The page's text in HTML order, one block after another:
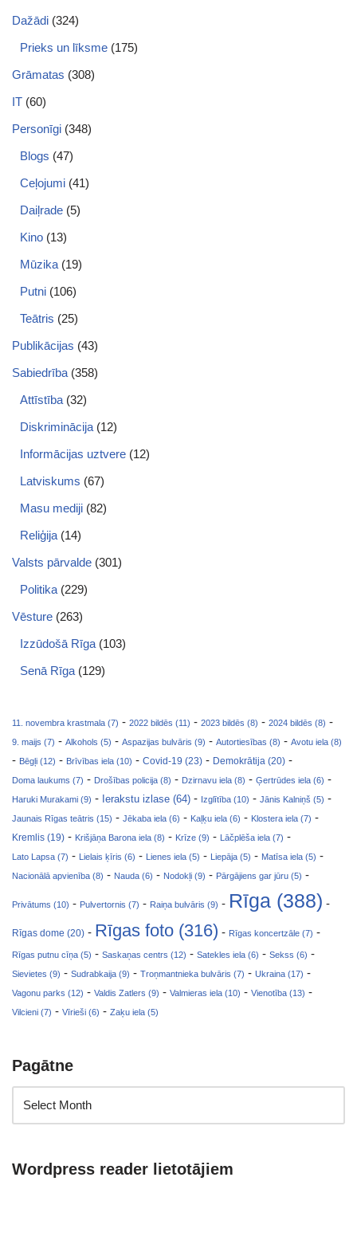
Dažādi (324)
Prieks un līksme (175)
Grāmatas (308)
IT (60)
Personīgi (348)
Blogs (47)
Ceļojumi (41)
Daiļrade (5)
Kino (13)
Mūzika (19)
Putni (106)
Teātris (25)
Publikācijas (43)
Sabiedrība (358)
Attīstība (32)
Diskriminācija (12)
Informācijas uztvere (12)
Latviskums (67)
Masu mediji (82)
Reliģija (14)
Valsts pārvalde (301)
Politika (229)
Vēsture (263)
Izzūdošā Rīga (103)
Senā Rīga (129)
11. novembra krastmala (7) - 2022 bildēs (11) - 2023 bildēs (8) - 2024 bildēs (8) -
9. maijs (7) - Alkohols (5) - Aspazijas bulvāris (9) - Autortiesības (8) - Avotu iela (8)
- Bēgļi (12) - Brīvības iela (10) - Covid-19 (23) - Demokrātija (20) -
Doma laukums (7) - Drošības policija (8) - Dzirnavu iela (8) - Ģertrūdes iela (6) -
Haruki Murakami (9) - Ierakstu izlase (64) - Izglītība (10) - Jānis Kalniņš (5) -
Jaunais Rīgas teātris (15) - Jēkaba iela (6) - Kaļķu iela (6) - Klostera iela (7) -
Kremlis (19) - Krišjāņa Barona iela (8) - Krīze (9) - Lāčplēša iela (7) -
Lato Lapsa (7) - Lielais ķīris (6) - Lienes iela (5) - Liepāja (5) - Matīsa iela (5) -
Nacionālā apvienība (8) - Nauda (6) - Nodokļi (9) - Pārgājiens gar jūru (5) -
Privātums (10) - Pulvertornis (7) - Raiņa bulvāris (9) - Rīga (388) -
Rīgas dome (20) - Rīgas foto (316) - Rīgas koncertzāle (7) -
Rīgas putnu cīņa (5) - Saskaņas centrs (12) - Satekles iela (6) - Sekss (6) -
Sievietes (9) - Sudrabkaija (9) - Troņmantnieka bulvāris (7) - Ukraina (17) -
Vagonu parks (12) - Valdis Zatlers (9) - Valmieras iela (10) - Vienotība (13) -
Vilcieni (7) - Vīrieši (6) - Zaķu iela (5)
Pagātne
Wordpress reader lietotājiem